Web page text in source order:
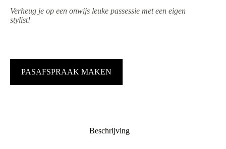
Verheug je op een onwijs leuke passessie met een eigen
stylist!
PASAFSPRAAK MAKEN
Beschrijving